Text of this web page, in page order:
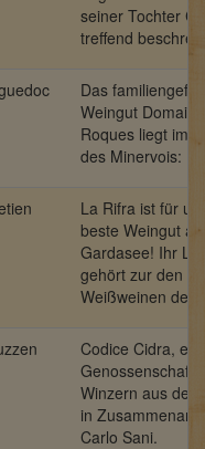
seiner Tochter
treffend
Das
Weingut
Roques liegt im
des Minervois:
La Rifra ist für
beste Weingut
Gardasee! Ihr
gehört zur den
Weißweinen der
Codice Cidra,
Genossenschaft
Winzern aus den
in
Carlo Sani.